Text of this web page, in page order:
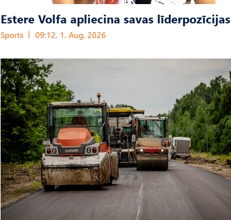
Estere Volfa apliecina savas līderpozīcijas
Sports 09:12, 1. Aug, 2026